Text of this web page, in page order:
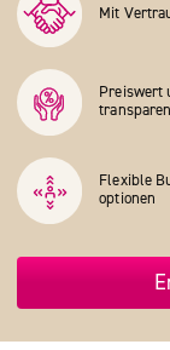
Mit
Preiswert
Flexible
optionen